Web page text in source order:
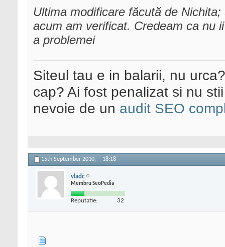
Ultima modificare făcută de
acum am verificat. Credeam ca nu
a problemei
Siteul tau e in balarii, nu
cap? Ai fost penalizat si nu
nevoie de un audit SEO
15th September 2010, 18:18
vladc
Membru SeoPedia
Reputatie: 32